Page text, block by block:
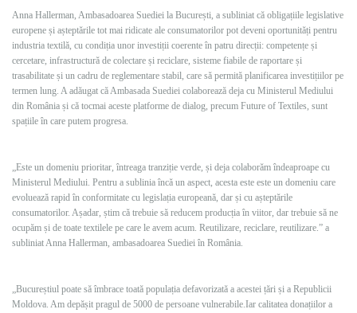
Anna Hallerman, Ambasadoarea Suediei la București, a subliniat că obligațiile legislative
europene și așteptările tot mai ridicate ale consumatorilor pot deveni oportunități pentru
industria textilă, cu condiția unor investiții coerente în patru direcții: competențe și
cercetare, infrastructură de colectare și reciclare, sisteme fiabile de raportare și
trasabilitate și un cadru de reglementare stabil, care să permită planificarea investițiilor pe
termen lung. A adăugat că Ambasada Suediei colaborează deja cu Ministerul Mediului
din România și că tocmai aceste platforme de dialog, precum Future of Textiles, sunt
spațiile în care putem progresa.
„Este un domeniu prioritar, întreaga tranziție verde, și deja colaborăm îndeaproape cu
Ministerul Mediului. Pentru a sublinia încă un aspect, acesta este este un domeniu care
evoluează rapid în conformitate cu legislația europeană, dar și cu așteptările
consumatorilor. Așadar, știm că trebuie să reducem producția în viitor, dar trebuie să ne
ocupăm și de toate textilele pe care le avem acum. Reutilizare, reciclare, reutilizare.” a
subliniat Anna Hallerman, ambasadoarea Suediei în România.
„Bucureștiul poate să îmbrace toată populația defavorizată a acestei țări și a Republicii
Moldova. Am depășit pragul de 5000 de persoane vulnerabile.Iar calitatea donațiilor a